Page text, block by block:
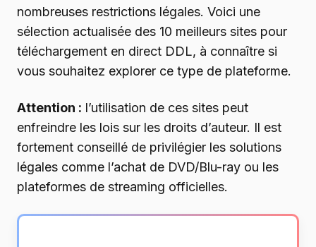
nombreuses restrictions légales. Voici une
sélection actualisée des 10 meilleurs sites pour
téléchargement en direct DDL, à connaître si
vous souhaitez explorer ce type de plateforme.
Attention : l’utilisation de ces sites peut
enfreindre les lois sur les droits d’auteur. Il est
fortement conseillé de privilégier les solutions
légales comme l’achat de DVD/Blu-ray ou les
plateformes de streaming officielles.